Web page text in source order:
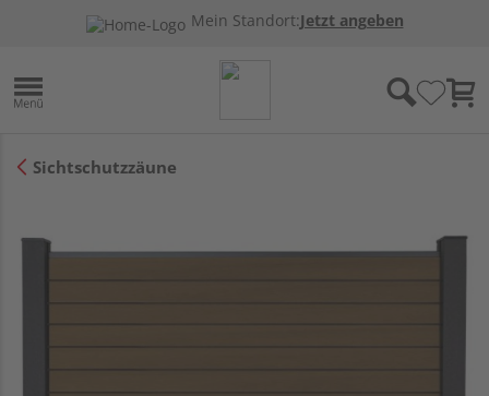
Mein Standort:Jetzt angeben
Sichtschutzzäune